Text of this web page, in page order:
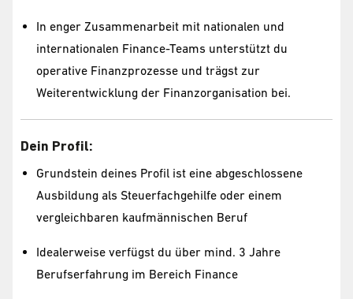
In enger Zusammenarbeit mit nationalen und
internationalen Finance-Teams unterstützt du
operative Finanzprozesse und trägst zur
Weiterentwicklung der Finanzorganisation bei.
Dein Profil:
Grundstein deines Profil ist eine abgeschlossene
Ausbildung als Steuerfachgehilfe oder einem
vergleichbaren kaufmännischen Beruf
Idealerweise verfügst du über mind. 3 Jahre
Berufserfahrung im Bereich Finance